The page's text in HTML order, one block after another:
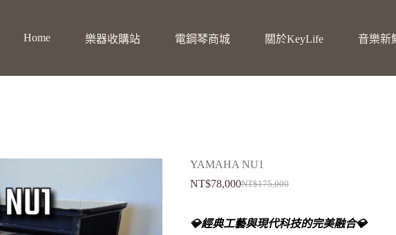
Home 樂器收購站 電鋼琴商城 關於KeyLife 音樂新
YAMAHA NU1
NT$175,000
NT$78,000
💎經典工藝與現代科技的完美融合💎